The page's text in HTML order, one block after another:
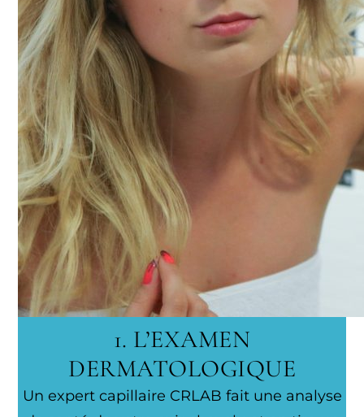
1. L’EXAMEN
DERMATOLOGIQUE
Un expert capillaire CRLAB fait une analyse